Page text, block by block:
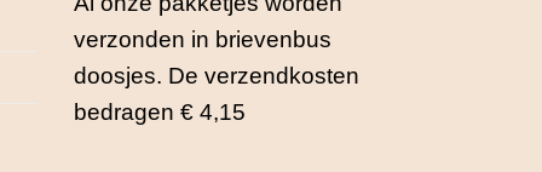
productpagina
verzonden in brievenbus
doosjes. De verzendkosten
bedragen € 4,15